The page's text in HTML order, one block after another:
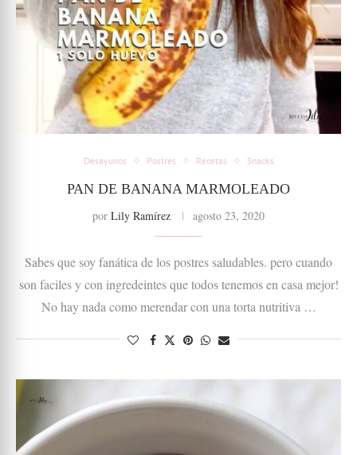
Desayunos Postres Recetas Snacks
PAN DE BANANA MARMOLEADO
por Lily Ramírez agosto 23, 2020
Sabes que soy fanática de los postres saludables. pero cuando
son faciles y con ingredeintes que todos tenemos en casa mejor!
No hay nada como merendar con una torta nutritiva …